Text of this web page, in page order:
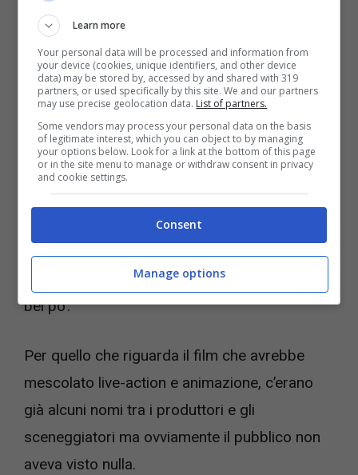
suoi cuccioli e a Romeo, il progetto è stato
definitivamente accantonato.
invece vanno alla grande!
Da parte sua Thompson ha dichiarato ch
sarebbe piaciuto moltissimo farloe che
molto probabilmente non era destino, ma che
forse potrebbe essere qualcosa da farenel
Anche perché, ha proseguito il
musicista, ci sono moltissimi altri film su cui
sta lavorando e che lo terranno occupato un
bel po’.
Per quello che riguarda il film che avrebbe
mescolato live-action e animazione, c’erano
già alcuni nomi tra i produttori e gli
sceneggiatori ma ovviamente il pubblico non
aveva visto nulla.
Learn more
Your personal data will be processed and information from
your device (cookies, unique identifiers, and other device
data) may be stored by, accessed by and shared with 319
partners, or used specifically by this site. We and our partners
may use precise geolocation data. List of partners.
Some vendors may process your personal data on the basis
of legitimate interest, which you can object to by managing
your options below. Look for a link at the bottom of this page
or in the site menu to manage or withdraw consent in privacy
and cookie settings.
Consent
Manage options